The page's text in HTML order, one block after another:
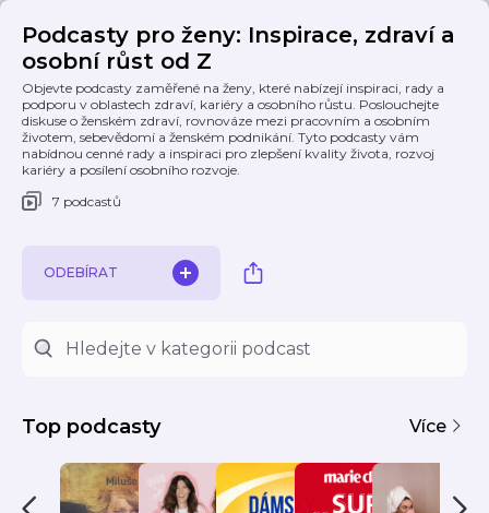
Podcasty pro ženy: Inspirace, zdraví a
osobní růst od Z
Objevte podcasty zaměřené na ženy, které nabízejí inspiraci, rady a
podporu v oblastech zdraví, kariéry a osobního růstu. Poslouchejte
diskuse o ženském zdraví, rovnováze mezi pracovním a osobním
životem, sebevědomí a ženském podnikání. Tyto podcasty vám
nabídnou cenné rady a inspiraci pro zlepšení kvality života, rozvoj
kariéry a posílení osobního rozvoje.
7 podcastů
ODEBÍRAT
Top podcasty Více